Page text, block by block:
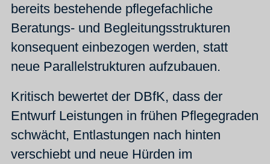
bereits bestehende pflegefachliche
Beratungs- und Begleitungsstrukturen
konsequent einbezogen werden, statt
neue Parallelstrukturen aufzubauen.
Kritisch bewertet der DBfK, dass der
Entwurf Leistungen in frühen Pflegegraden
schwächt, Entlastungen nach hinten
verschiebt und neue Hürden im